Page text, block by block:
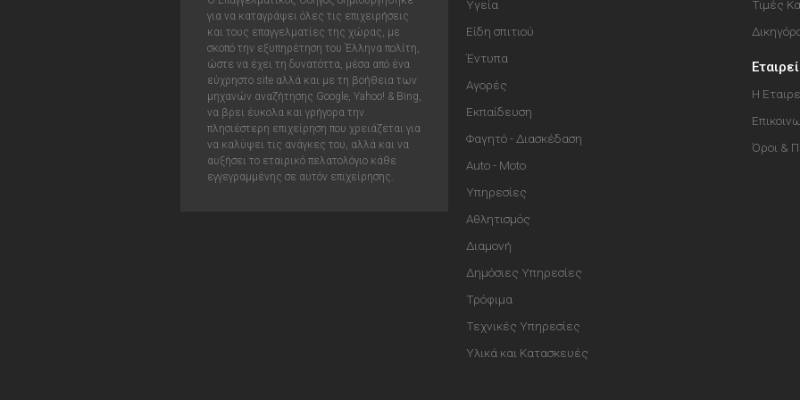
για να καταγράψει όλες τις επιχειρήσεις
και τους επαγγελματίες της χώρας, με
σκοπό την εξυπηρέτηση του Έλληνα πολίτη,
ώστε να έχει τη δυνατόττα, μέσα από ένα
εύχρηστο site αλλά και με τη βοήθεια των
μηχανών αναζήτησης Google, Yahoo! & Bing,
να βρει έυκολα και γρήγορα την
πλησιέστερη επιχείρηση που χρειάζεται για
να καλύψει τις ανάγκες του, αλλά και να
αυξήσει το εταιρικό πελατολόγιο κάθε
εγγεγραμμένης σε αυτόν επιχείρησης.
Υγεία
Είδη σπιτιού
Έντυπα
Αγορές
Εκπαίδευση
Φαγητό - Διασκέδαση
Auto - Moto
Υπηρεσίες
Αθλητισμός
Διαμονή
Δημόσιες Υπηρεσίες
Τρόφιμα
Τεχνικές Υπηρεσίες
Υλικά και Κατασκευές
Τιμές
Η
Όροι &